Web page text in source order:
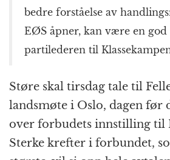
bedre forståelse av
EØS åpner, kan være en god
partilederen til
Støre skal tirsdag tale til
landsmøte i Oslo, dagen før
over forbudets innstilling til
Sterke krefter i forbundet,